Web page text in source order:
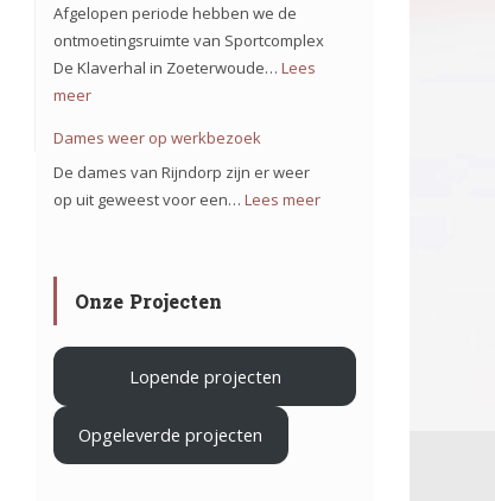
team
Iron
Mountain
in
Afgelopen periode hebben we de
ontmoetingsruimte van Sportcomplex
De Klaverhal in Zoeterwoude… Lees
meer:
Sportcomplex
De
Klaverhal
Dames weer op werkbezoek
De dames van Rijndorp zijn er weer
op uit geweest voor een… Lees meer:
Onze Projecten
Lopende projecten
Opgeleverde projecten